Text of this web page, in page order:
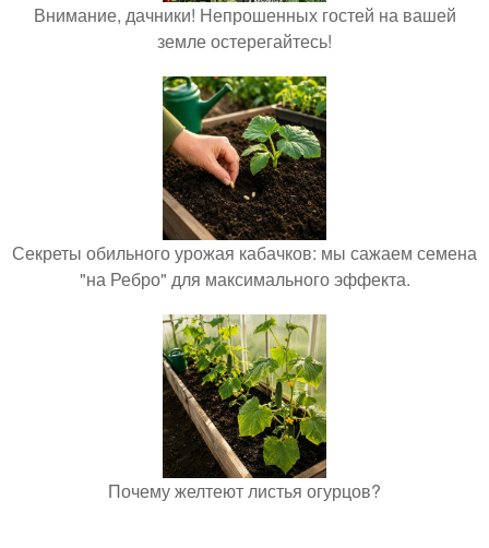
Внимание, дачники! Непрошенных гостей на вашей
земле остерегайтесь!
Секреты обильного урожая кабачков: мы сажаем семена
"на Ребро" для максимального эффекта.
Почему желтеют листья огурцов?